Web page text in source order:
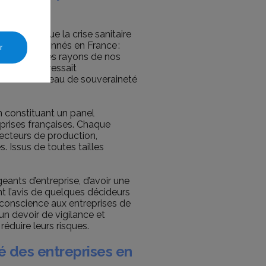
alors que la crise sanitaire
insoupçonnés en France :
dans les rayons de nos
s’y intéressait
du niveau de souveraineté
constituant un panel
françaises. Chaque
de production,
Issus de toutes tailles
d’entreprise, d’avoir une
de quelques décideurs
aux entreprises de
devoir de vigilance et
leurs risques.
des entreprises en